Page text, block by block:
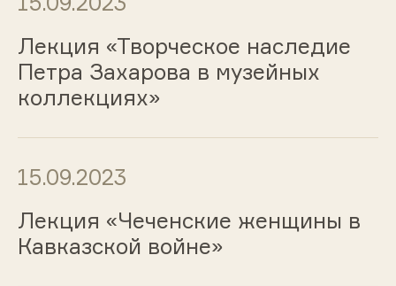
Лекция «Творческое наследие
Петра Захарова в музейных
коллекциях»
15.09.2023
Лекция «Чеченские женщины в
Кавказской войне»